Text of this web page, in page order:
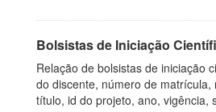
Bolsistas de Iniciação
Relação de bolsistas de iniciação
do discente, número de matrícula,
título, id do projeto, ano, vigência,